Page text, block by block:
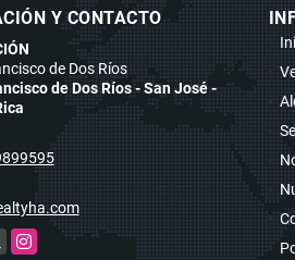
Y CONTACTO
de Dos Ríos
de Dos Ríos - San José -
Instagram